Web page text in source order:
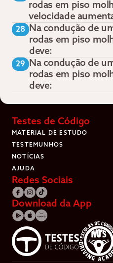
rodas em piso
velocidade
28 Na condução de
rodas em piso
deve:
29 Na condução de
rodas em piso
deve:
Testes de Código
MATERIAL DE ESTUDO
TESTEMUNHOS
NOTÍCIAS
AJUDA
Redes Sociais
Download da App